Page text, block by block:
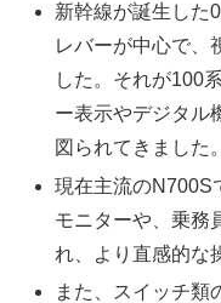
新幹線が誕生した
レバーが中心で、
した。それが100
ー表示やデジタル
図られてきました。
現在主流のN700S
モニターや、乗務
れ、より直感的な
また、スイッチ類